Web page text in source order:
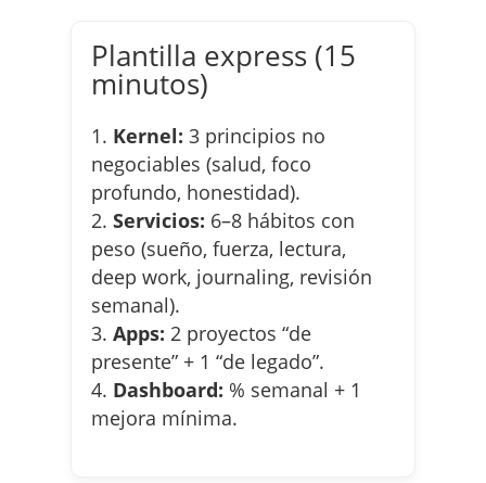
Plantilla express (15
minutos)
Kernel: 3 principios no
negociables (salud, foco
profundo, honestidad).
Servicios: 6–8 hábitos con
peso (sueño, fuerza, lectura,
deep work, journaling, revisión
semanal).
Apps: 2 proyectos “de
presente” + 1 “de legado”.
Dashboard: % semanal + 1
mejora mínima.